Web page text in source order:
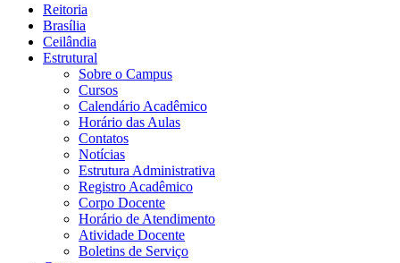
Reitoria
Brasília
Ceilândia
Estrutural
Sobre o Campus
Cursos
Calendário Acadêmico
Horário das Aulas
Contatos
Notícias
Estrutura Administrativa
Registro Acadêmico
Corpo Docente
Horário de Atendimento
Atividade Docente
Boletins de Serviço